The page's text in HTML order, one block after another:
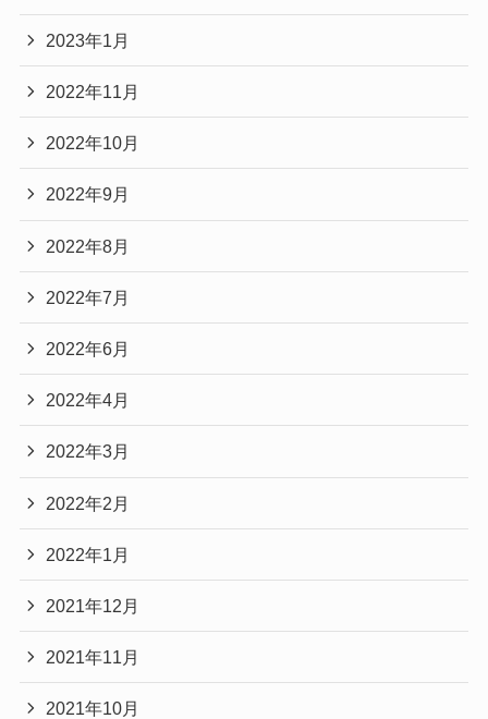
2023年1月
2022年11月
2022年10月
2022年9月
2022年8月
2022年7月
2022年6月
2022年4月
2022年3月
2022年2月
2022年1月
2021年12月
2021年11月
2021年10月